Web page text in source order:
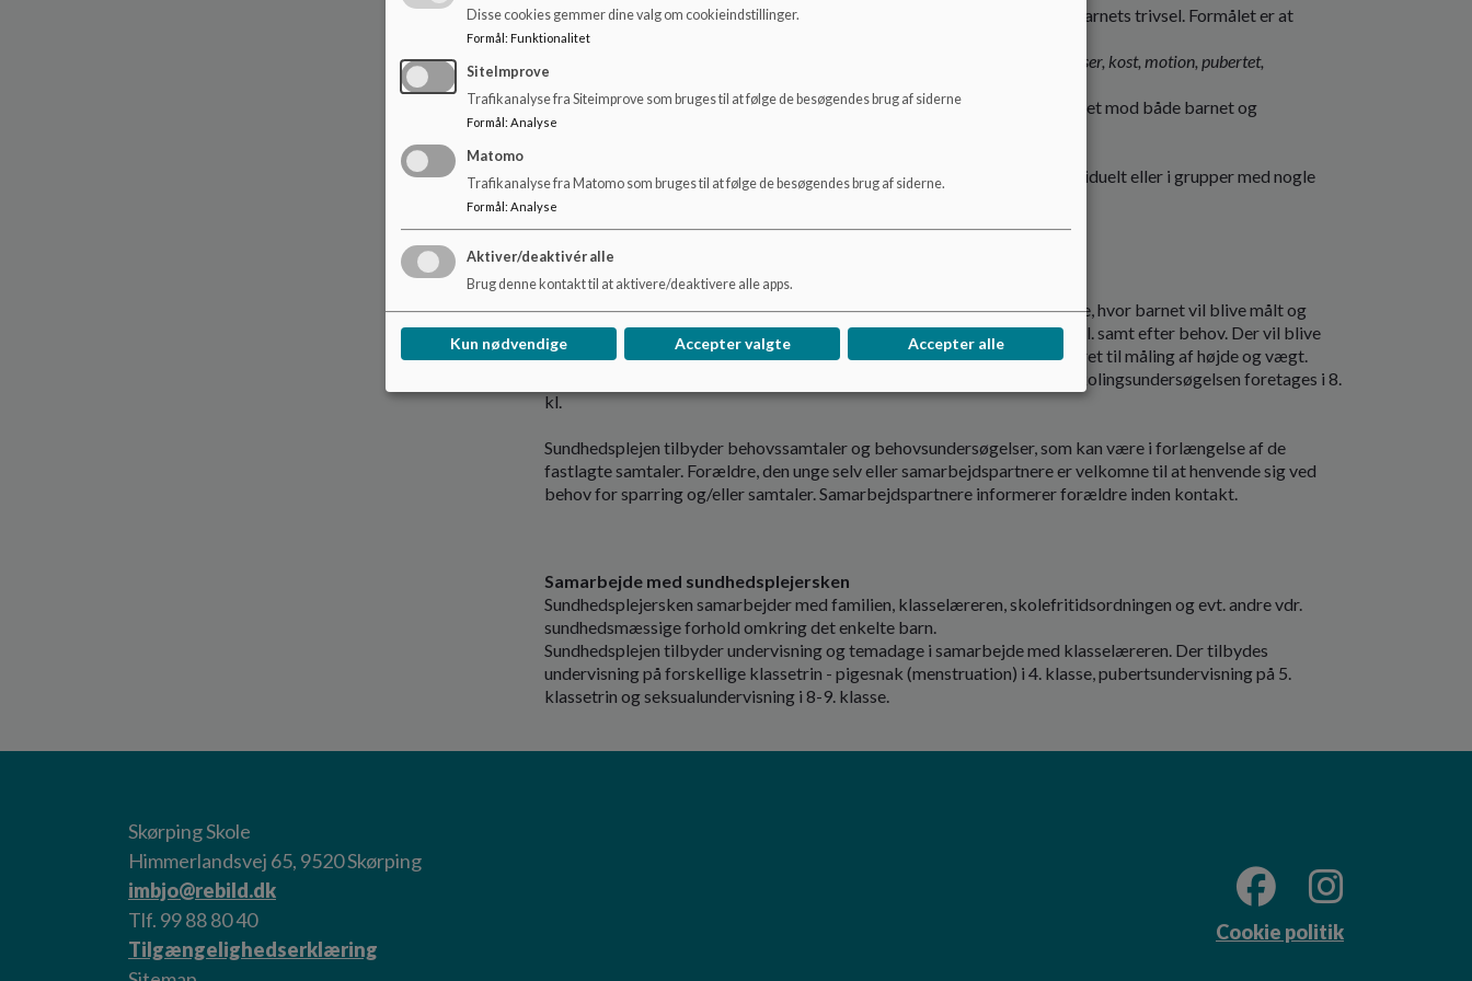
Ved trivselssamtalerne danner sundhedsplejersken et helhedsbillede af barnets trivsel. Formålet er at
styrke børnenes sundhed og trivsel.
Selvværd, kammerater, dagligdag, interesser, kost, motion, pubertet,
seksualitet, alkohol m.v.
Sundhedsplejerskens tilbud om trivselssamtaler er i de første klasser rettet mod både barnet og
forældrene. Derfor opfordres der til, at forældre deltager i 0. klasse.
Trivselssamtalerne foregår sammen med sundhedsplejersken enten individuelt eller i grupper med nogle
Hvornår afholdes samtalerne?
Barnet/den unge inviteres automatisk til trivselssamtaler i 0, 6 og 8 klasse, hvor barnet vil blive målt og
vejet samt få lavet syns- og høreprøve. Høreprøve er fastlagt til 0. og 8. kl. samt efter behov. Der vil blive
lavet farvesynstest i ind- og udskolingen. I 1. klasse bliver børnene inviteret til måling af højde og vægt.
Indskolingsundersøgelsen foretages i 0. kl. med forældredeltagelse, udskolingsundersøgelsen foretages i 8.
kl.
Sundhedsplejen tilbyder behovssamtaler og behovsundersøgelser, som kan være i forlængelse af de
fastlagte samtaler. Forældre, den unge selv eller samarbejdspartnere er velkomne til at henvende sig ved
behov for sparring og/eller samtaler. Samarbejdspartnere informerer forældre inden kontakt.
Samarbejde med sundhedsplejersken
Sundhedsplejersken samarbejder med familien, klasselæreren, skolefritidsordningen og evt. andre vdr.
sundhedsmæssige forhold omkring det enkelte barn.
Sundhedsplejen tilbyder undervisning og temadage i samarbejde med klasselæreren. Der tilbydes
undervisning på forskellige klassetrin - pigesnak (menstruation) i 4. klasse, pubertsundervisning på 5.
klassetrin og seksualundervisning i 8-9. klasse.
Skørping Skole
Himmerlandsvej 65, 9520 Skørping
imbjo@rebild.dk
Tlf. 99 88 80 40
Tilgængelighedserklæring
Cookie politik
Disse cookies gemmer dine valg om cookieindstillinger.
Formål : Funktionalitet
SiteImprove
Trafikanalyse fra Siteimprove som bruges til at følge de besøgendes brug af siderne
Formål : Analyse
Matomo
Trafikanalyse fra Matomo som bruges til at følge de besøgendes brug af siderne.
Formål: Analyse
Aktiver/deaktivér alle
Brug denne kontakt til at aktivere/deaktivere alle apps.
Kun nødvendige Accepter valgte Accepter alle